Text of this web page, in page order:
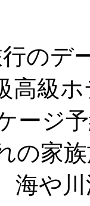
のデ
高級
ージ
の家
海や